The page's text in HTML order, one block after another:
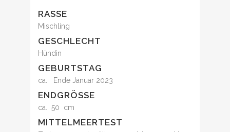
RASSE
Mischling
GESCHLECHT
Hündin
GEBURTSTAG
ca. Ende Januar 2023
ENDGRÖSSE
ca. 50 cm
MITTELMEERTEST